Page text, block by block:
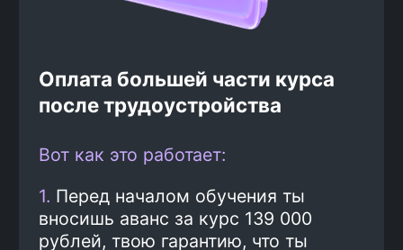
экономишь до 25%
Наши карьерные консультанты
Подготовка к
трудоустройству и поиск
работы
4
программе.
программу